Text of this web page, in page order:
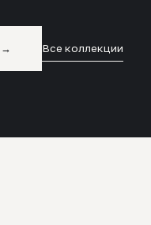
→ Все коллекции